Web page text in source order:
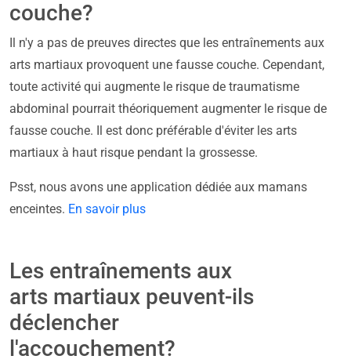
couche?
Il n'y a pas de preuves directes que les entraînements aux
arts martiaux provoquent une fausse couche. Cependant,
toute activité qui augmente le risque de traumatisme
abdominal pourrait théoriquement augmenter le risque de
fausse couche. Il est donc préférable d'éviter les arts
martiaux à haut risque pendant la grossesse.
Psst, nous avons une application dédiée aux mamans
enceintes. En savoir plus
Les entraînements aux
arts martiaux peuvent-ils
déclencher
l'accouchement?